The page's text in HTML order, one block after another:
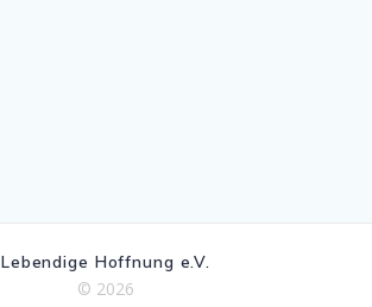
Lebendige Hoffnung e.V.
© 2026